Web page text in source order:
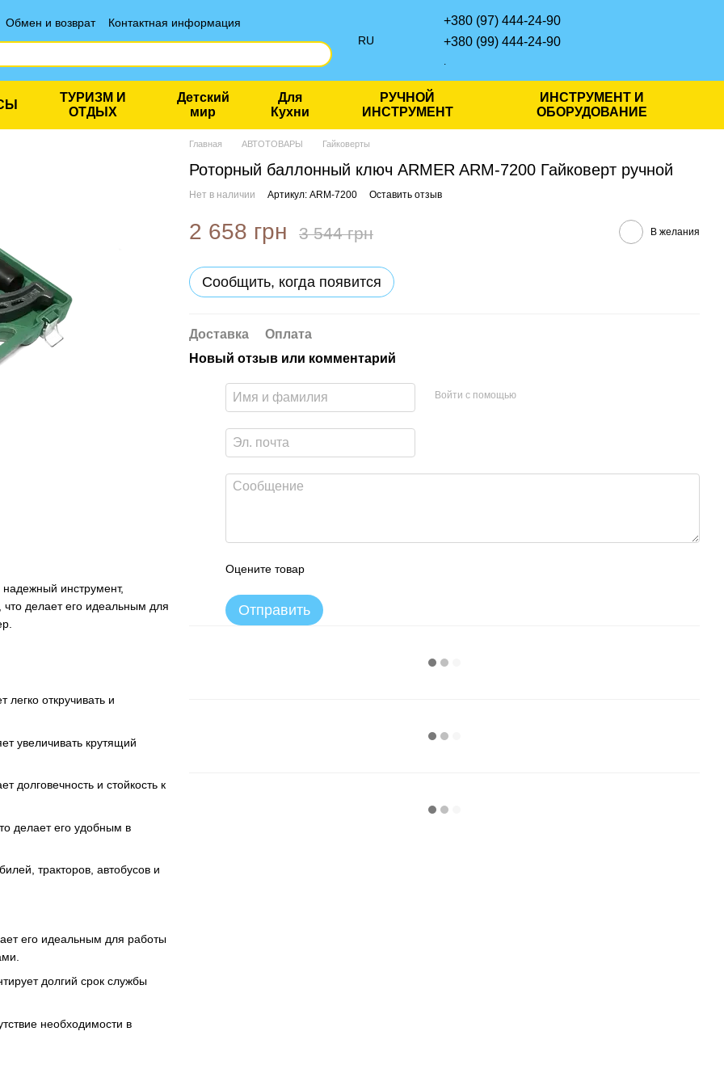
Обмен и возврат
Контактная информация
RU
+380 (97) 444-24-90
+380 (99) 444-24-90
ТУРИЗМ И
ОТДЫХ
Детский
мир
Для
Кухни
РУЧНОЙ
ИНСТРУМЕНТ
ИНСТРУМЕНТ И
ОБОРУДОВАНИЕ
инструмент,
делает его идеальным для
откручивать и
увеличивать крутящий
долговечность и стойкость к
делает его удобным в
тракторов, автобусов и
его идеальным для работы
долгий срок службы
необходимости в
Главная АВТОТОВАРЫ Гайковерты
Роторный баллонный ключ ARMER ARM-7200 Гайковерт ручной
Нет в наличии Артикул: ARM-7200 Оставить отзыв
2 658 грн 3 544 грн В желания
Сообщить, когда появится
Доставка
Оплата
Новый отзыв или комментарий
Войти с помощью
Оцените товар
Отправить